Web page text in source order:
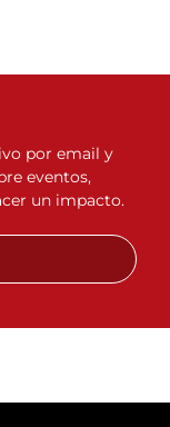
por email y
eventos,
un impacto.